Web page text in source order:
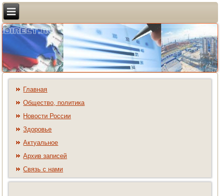
Главная
Общество, политика
Новости России
Здоровье
Актуальное
Архив записей
Связь с нами